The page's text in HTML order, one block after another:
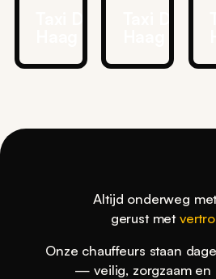
Schiphol
Rotterdam
Altijd onderweg
gerust met
Onze chauffeurs staan
— veilig, zorgzaam en